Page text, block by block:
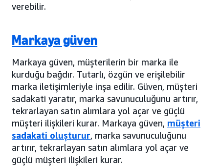
verebilir.
Markaya güven
Markaya güven, müşterilerin bir marka ile
kurduğu bağdır. Tutarlı, özgün ve erişilebilir
marka iletişimleriyle inşa edilir. Güven, müşteri
sadakati yaratır, marka savunuculuğunu artırır,
tekrarlayan satın alımlara yol açar ve güçlü
müşteri ilişkileri kurar. Markaya güven, müşteri
sadakati oluşturur, marka savunuculuğunu
artırır, tekrarlayan satın alımlara yol açar ve
güçlü müşteri ilişkileri kurar.